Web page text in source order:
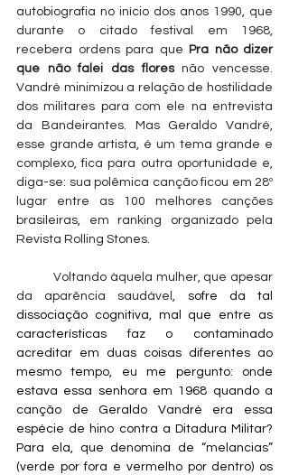
autobiografia no início dos anos 1990, que
durante o citado festival em 1968,
recebera ordens para que
Pra não dizer
que não falei das flores não vencesse.
Vandré minimizou a relação de hostilidade
dos militares para com ele na entrevista
da Bandeirantes. Mas Geraldo Vandré,
esse grande artista, é um tema grande e
complexo, fica para outra oportunidade e,
diga-se: sua polêmica canção ficou em 28º
lugar entre as 100 melhores canções
brasileiras, em ranking organizado pela
Revista Rolling Stones.
da aparência saudável, sofre da tal
dissociação cognitiva, mal que entre as
características faz o contaminado
acreditar em duas coisas diferentes ao
mesmo tempo, eu me pergunto: onde
estava essa senhora em 1968 quando a
canção de Geraldo Vandré era essa
espécie de hino contra a Ditadura Militar?
Para ela, que denomina de “melancias”
(verde por fora e vermelho por dentro) os